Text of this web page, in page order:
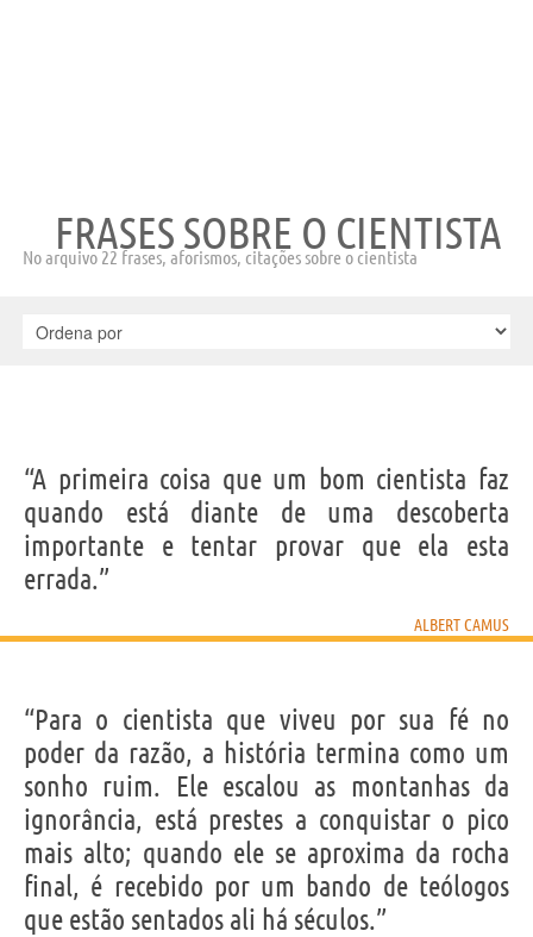
FRASES SOBRE O CIENTISTA
No arquivo 22 frases, aforismos, citações sobre o cientista
“A primeira coisa que um bom cientista faz
quando está diante de uma descoberta
importante e tentar provar que ela esta
errada.”
ALBERT CAMUS
“Para o cientista que viveu por sua fé no
poder da razão, a história termina como um
sonho ruim. Ele escalou as montanhas da
ignorância, está prestes a conquistar o pico
mais alto; quando ele se aproxima da rocha
final, é recebido por um bando de teólogos
que estão sentados ali há séculos.”